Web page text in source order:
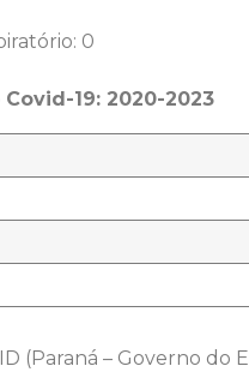
0
19: 2020-2023
(Paraná – Governo